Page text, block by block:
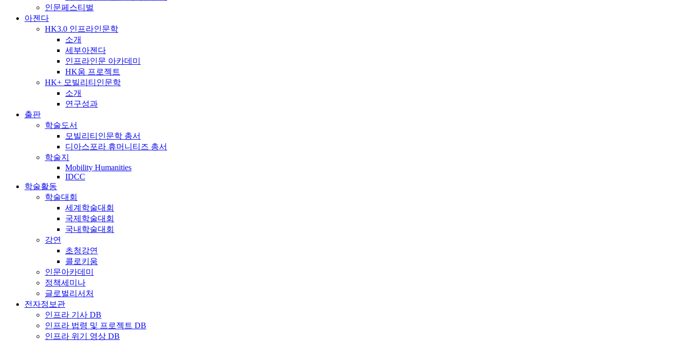
인문페스티벌
아젠다
HK3.0 인프라인문학
소개
세부아젠다
인프라인문 아카데미
HK움 프로젝트
HK+ 모빌리티인문학
소개
연구성과
출판
학술도서
모빌리티인문학 총서
디아스포라 휴머니티즈 총서
학술지
Mobility Humanities
IDCC
학술활동
학술대회
세계학술대회
국제학술대회
국내학술대회
강연
초청강연
콜로키움
인문아카데미
정책세미나
글로벌리서처
전자정보관
인프라 기사 DB
인프라 법령 및 프로젝트 DB
인프라 위기 영상 DB